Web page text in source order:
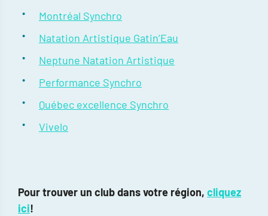
Montréal Synchro
Natation Artistique Gatin’Eau
Neptune Natation Artistique
Performance Synchro
Québec excellence Synchro
Vivelo
Pour trouver un club dans votre région, cliquez
ici!